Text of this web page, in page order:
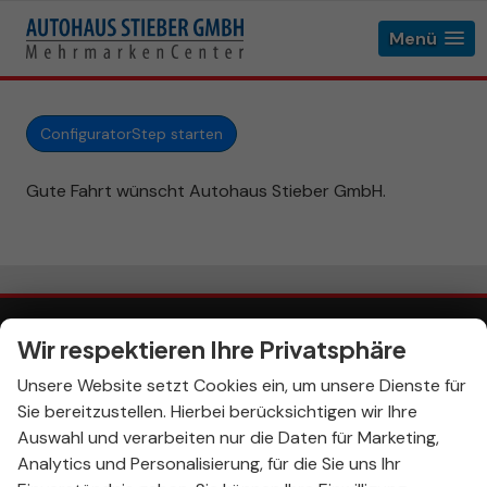
Menü
ConfiguratorStep starten
Gute Fahrt wünscht Autohaus Stieber GmbH.
AGB
Widerrufsbelehrung
Informationen zur Barrierefreiheit
Wir respektieren Ihre Privatsphäre
Unsere Website setzt Cookies ein, um unsere Dienste für
Sie bereitzustellen. Hierbei berücksichtigen wir Ihre
Auswahl und verarbeiten nur die Daten für Marketing,
Analytics und Personalisierung, für die Sie uns Ihr